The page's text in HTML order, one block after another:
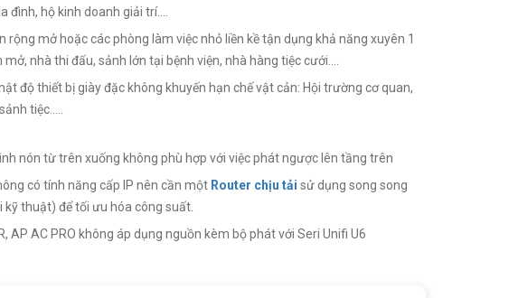
đình, hộ kinh doanh giải trí....
rộng mở hoặc các phòng làm việc nhỏ liền kề tận dụng khả năng xuyên 1
nhà thi đấu, sảnh lớn tại bệnh viện, nhà hàng tiệc cưới....
độ thiết bị giày đặc không khuyến hạn chế vật cản: Hội trường cơ quan,
tiệc.....
nón từ trên xuống không phù hợp với việc phát ngược lên tầng trên
có tính năng cấp IP nên cần một Router chịu tải sử dụng song song
thuật) để tối ưu hóa công suất.
AP AC PRO không áp dụng nguồn kèm bộ phát với Seri Unifi U6